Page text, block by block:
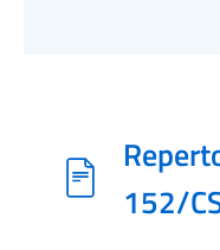
152/